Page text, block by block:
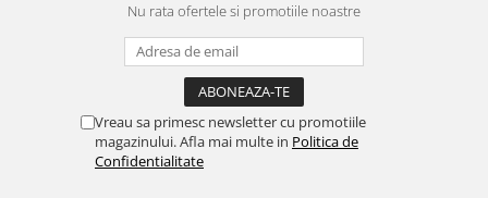
Nu rata ofertele si promotiile noastre
Vreau sa primesc newsletter cu promotiile
magazinului. Afla mai multe in Politica de
Confidentialitate